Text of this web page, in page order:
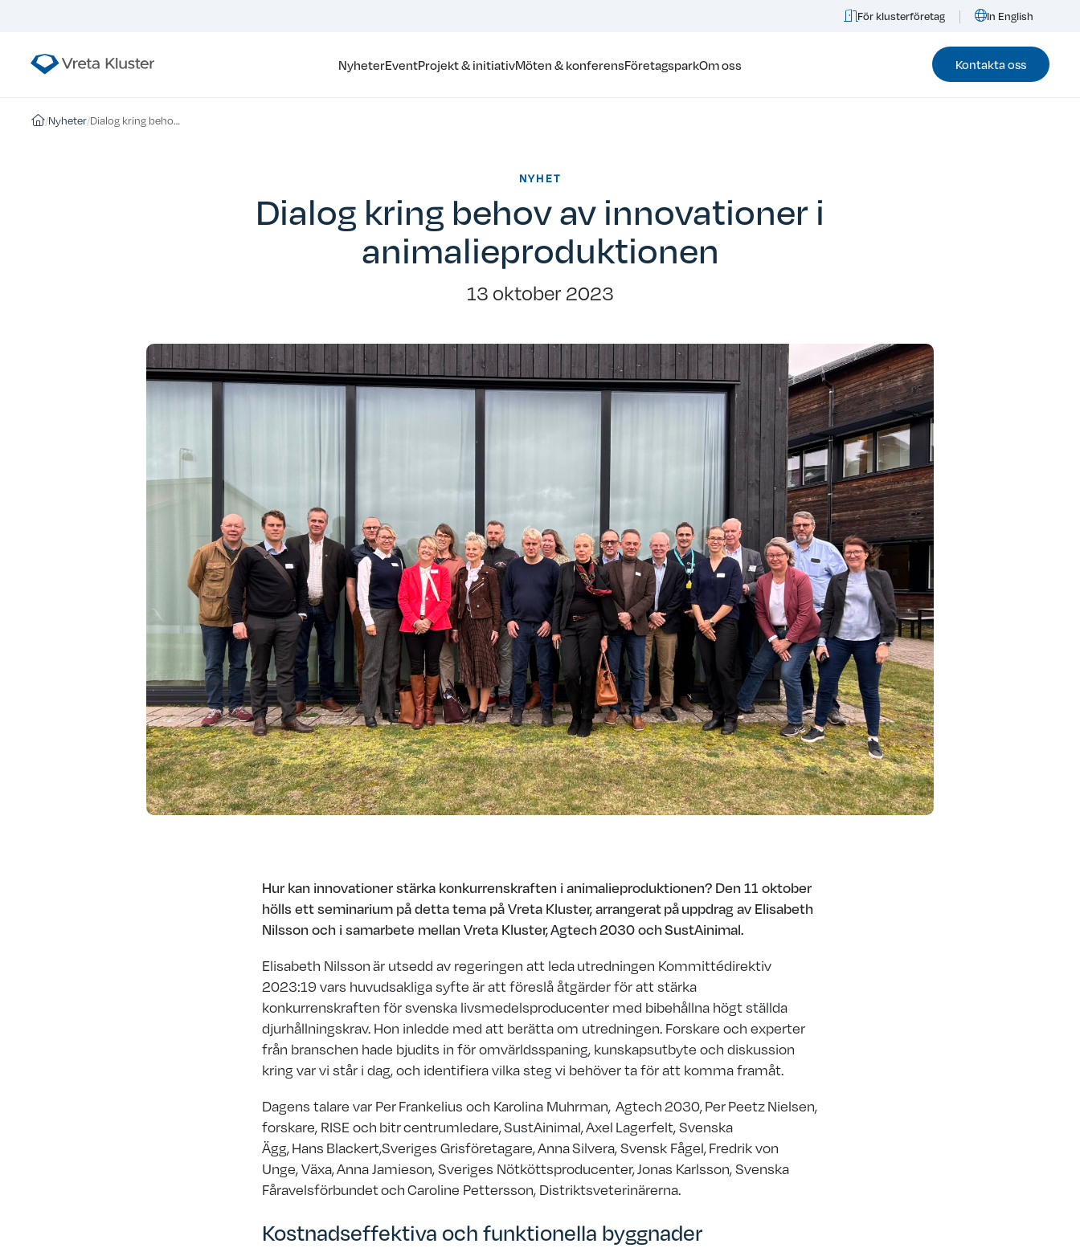
För klusterföretag In English
NyheterEventProjekt & initiativMöten & konferensFöretagsparkOm oss Kontakta oss
/Nyheter/ Dialog kring behov av innovationer i animalieproduktionen
NYHET
Dialog kring behov av innovationer i
animalieproduktionen
13 oktober 2023
Hur kan innovationer stärka konkurrenskraften i animalieproduktionen? Den 11 oktober
hölls ett seminarium på detta tema på Vreta Kluster, arrangerat påuppdrag av Elisabeth
Nilsson och i samarbete mellan Vreta Kluster, Agtech 2030 och SustAinimal.
Elisabeth Nilssonär utsedd av regeringen att ledautredningen Kommittédirektiv
2023:19 vars huvudsakliga syfte är att föreslå åtgärder för att stärka
konkurrenskraften för svenska livsmedelsproducenter med bibehållna högt ställda
djurhållningskrav. Hon inledde med att berätta om utredningen. Forskare och experter
från branschen hade bjudits in för omvärldsspaning, kunskapsutbyte och diskussion
kring var vi står i dag, och identifiera vilka steg vi behöver ta för att komma framåt.
Dagens talare var Per Frankelius och Karolina Muhrman, Agtech 2030,Per Peetz Nielsen,
forskare, RISE och bitr centrumledare, SustAinimal,Axel Lagerfelt, Svenska
Ägg, Hans Blackert,Sveriges Grisföretagare, Anna Silvera, Svensk Fågel, Fredrik von
Unge, Växa,Anna Jamieson, Sveriges Nötköttsproducenter, Jonas Karlsson, Svenska
Fåravelsförbundet och Caroline Pettersson, Distriktsveterinärerna.
Kostnadseffektiva och funktionella byggnader